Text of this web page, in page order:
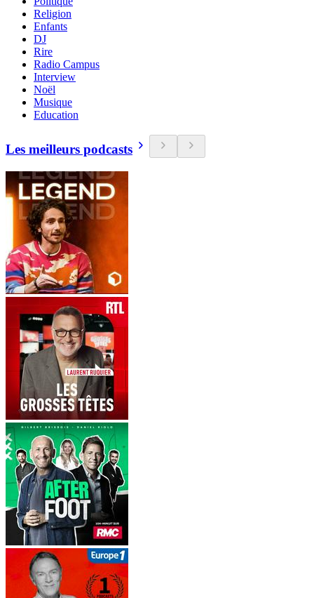
Religion
Enfants
DJ
Rire
Radio Campus
Interview
Noël
Musique
Education
Les meilleurs podcasts